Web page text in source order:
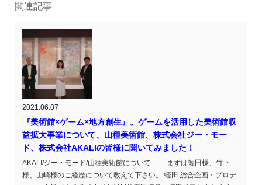
関連記事
2021.06.07
『美術館×ゲーム×地方創生』。ゲームを活用した美術館収
益拡大事業について、山種美術館、株式会社ジー・モー
ド、株式会社AKALIの皆様に聞いてみました！
AKALI/ジー・モード/山種美術館について ――まずは蛭田様、竹下
様、山崎様のご経歴について教えて下さい。 蛭田 総合企画・プロデ